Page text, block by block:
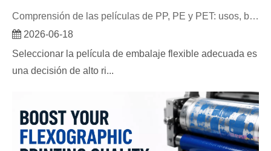
Comprensión de las películas de PP, PE y PET: usos, beneficios e información sobre la producción
2026-06-18
Seleccionar la película de embalaje flexible adecuada es
una decisión de alto ri...